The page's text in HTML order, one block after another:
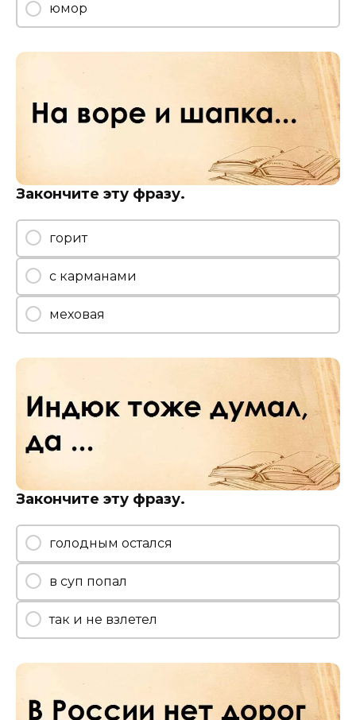
юмор
Закончите эту фразу.
горит
с карманами
меховая
Закончите эту фразу.
голодным остался
в суп попал
так и не взлетел